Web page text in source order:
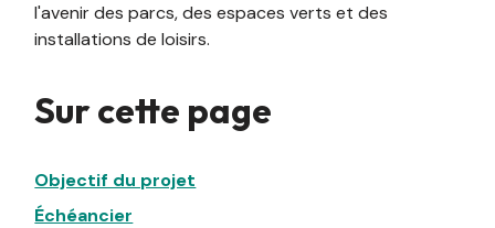
l'avenir des parcs, des espaces verts et des
installations de loisirs.
Sur cette page
Objectif du projet
Échéancier